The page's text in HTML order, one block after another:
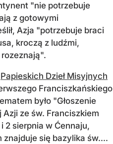
"nie potrzebuje
z gotowymi
Azja "potrzebuje braci
kroczą z ludźmi,
rozeznają".
Papieskich Dzieł Misyjnych
Franciszkańskiego
było "Głoszenie
ze św. Franciszkiem
2 sierpnia w Ćennaju,
się bazylika św....